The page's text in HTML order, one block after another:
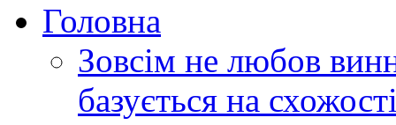
Головна
Зовсім не любов
базується на